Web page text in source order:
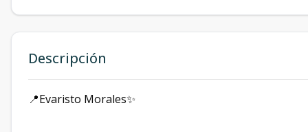
Descripción
📍Evaristo Morales✨